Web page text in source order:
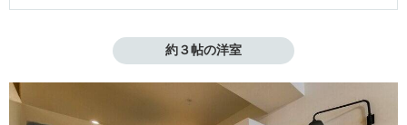
約３帖の洋室